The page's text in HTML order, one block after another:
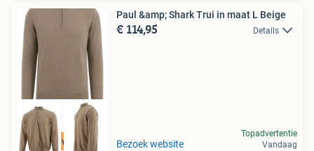
Tot 75% voordeel
Paul &amp; Shark Trui in maat L Beige
€ 114,95 Details
Bezoek website
Topadvertentie
Vandaag